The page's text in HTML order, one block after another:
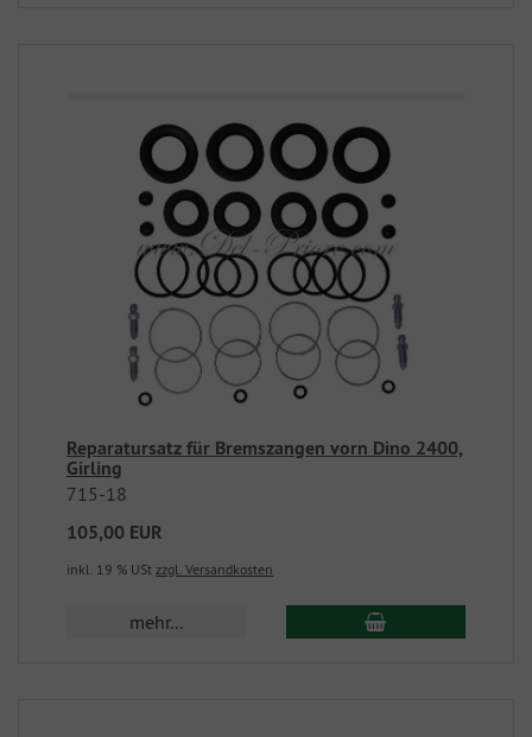
Reparatursatz für Bremszangen vorn Dino 2400,
Girling
715-18
105,00 EUR
inkl. 19 % USt zzgl. Versandkosten
mehr...